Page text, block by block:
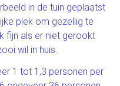
in de tuin geplaatst
plek om gezellig te
fijn als er niet gerookt
wil in huis.
1 tot 1,3 personen per